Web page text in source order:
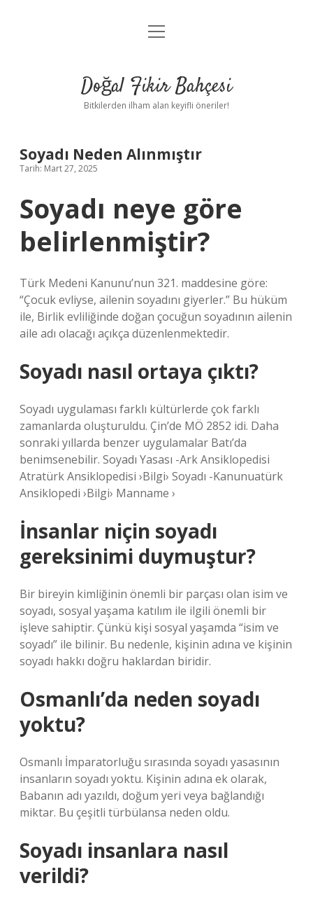
Anasayfa
Yasal Uyarı
menüyü
Doğal Fikir Bahçesi
Bitkilerden ilham alan keyifli öneriler!
Soyadı Neden Alınmıştır
Tarih: Mart 27, 2025
Soyadı neye göre
belirlenmiştir?
Türk Medeni Kanunu’nun 321. maddesine göre:
“Çocuk evliyse, ailenin soyadını giyerler.” Bu hüküm
ile, Birlik evliliğinde doğan çocuğun soyadının ailenin
aile adı olacağı açıkça düzenlenmektedir.
Soyadı nasıl ortaya çıktı?
Soyadı uygulaması farklı kültürlerde çok farklı
zamanlarda oluşturuldu. Çin’de MÖ 2852 idi. Daha
sonraki yıllarda benzer uygulamalar Batı’da
benimsenebilir. Soyadı Yasası -Ark Ansiklopedisi
Atratürk Ansiklopedisi ›Bilgi› Soyadı -Kanunuatürk
Ansiklopedi ›Bilgi› Manname ›
İnsanlar niçin soyadı
gereksinimi duymuştur?
Bir bireyin kimliğinin önemli bir parçası olan isim ve
soyadı, sosyal yaşama katılım ile ilgili önemli bir
işleve sahiptir. Çünkü kişi sosyal yaşamda “isim ve
soyadı” ile bilinir. Bu nedenle, kişinin adına ve kişinin
soyadı hakkı doğru haklardan biridir.
Osmanlı’da neden soyadı
yoktu?
Osmanlı İmparatorluğu sırasında soyadı yasasının
insanların soyadı yoktu. Kişinin adına ek olarak,
Babanın adı yazıldı, doğum yeri veya bağlandığı
miktar. Bu çeşitli türbülansa neden oldu.
Soyadı insanlara nasıl
verildi?